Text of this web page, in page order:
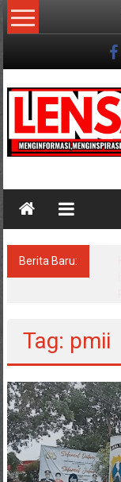
Lompat
ke
Berita Baru:
Tag: pmii